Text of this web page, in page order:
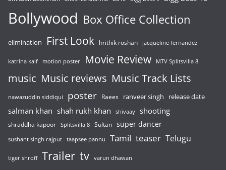
Bollywood Box Office Collection
elimination First Look hrithik roshan jacqueline fernandez
katrina kaif motion poster Movie Review MTV Splitsvilla 8
music Music reviews Music Track Lists
nawazuddin siddiqui poster Raees ranveer singh release date
salman khan shah rukh khan shivaay shooting
shraddha kapoor Splitsvilla 8 Sultan super dancer
sushant singh rajput taapsee pannu Tamil teaser Telugu
tiger shroff Trailer tv varun dhawan